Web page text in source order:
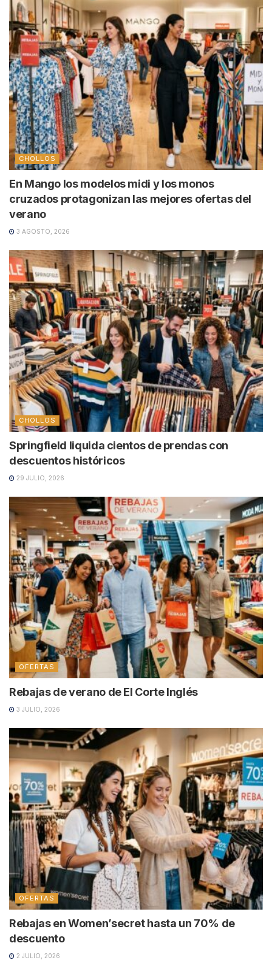
CHOLLOS
En Mango los modelos midi y los monos
cruzados protagonizan las mejores ofertas del
verano
3 AGOSTO, 2026
CHOLLOS
Springfield liquida cientos de prendas con
descuentos históricos
29 JULIO, 2026
OFERTAS
Rebajas de verano de El Corte Inglés
3 JULIO, 2026
OFERTAS
Rebajas en Women’secret hasta un 70% de
descuento
2 JULIO, 2026